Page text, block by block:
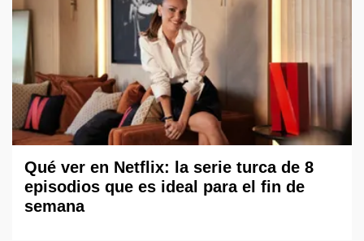
Qué ver en Netflix: la serie turca de 8
episodios que es ideal para el fin de
semana